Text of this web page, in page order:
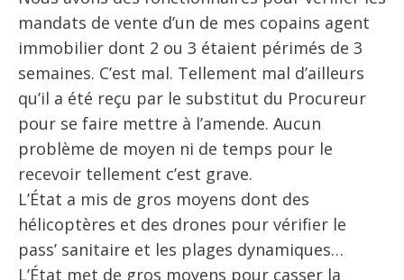
mandats de vente d’un de mes copains agent
immobilier dont 2 ou 3 étaient périmés de 3
semaines. C’est mal. Tellement mal d’ailleurs
qu’il a été reçu par le substitut du Procureur
pour se faire mettre à l’amende. Aucun
problème de moyen ni de temps pour le
recevoir tellement c’est grave.
L’État a mis de gros moyens dont des
hélicoptères et des drones pour vérifier le
pass’ sanitaire et les plages dynamiques…
L’État met de gros moyens pour casser la